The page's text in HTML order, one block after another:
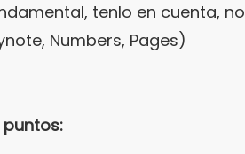
tenlo en cuenta,
Numbers, Pages)